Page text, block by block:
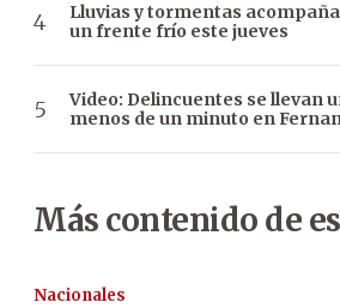
Lluvias y tormentas
un frente frío este jueves
Video: Delincuentes se llevan
menos de un minuto en
Más contenido de
Nacionales